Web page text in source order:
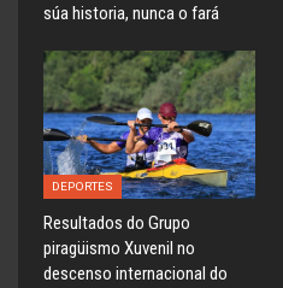
súa historia, nunca o fará
DEPORTES
Resultados do Grupo
piragüismo Xuvenil no
descenso internacional do